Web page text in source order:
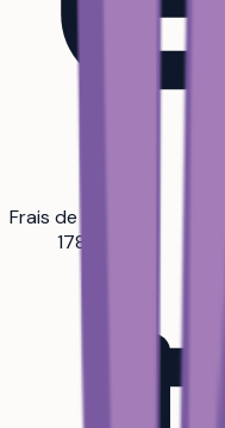
Frais de scolarité
178 € / an